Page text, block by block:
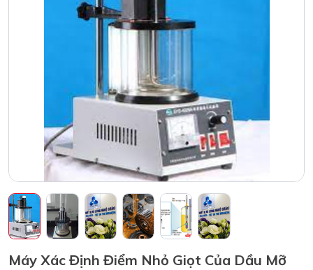
Máy Xác Định Điểm Nhỏ Giọt Của Dầu Mỡ